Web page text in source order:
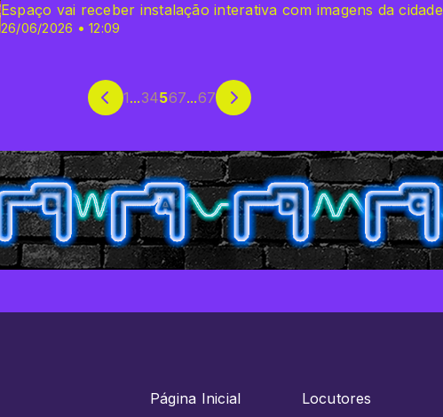
26/06/2026 • 12:09
Espaço vai receber instalação interativa com imagens da cidade
1...34567...67
Página Inicial Locutores